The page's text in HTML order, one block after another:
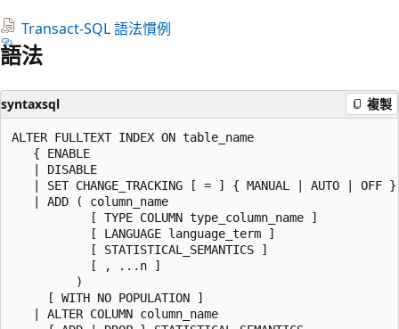
Transact-SQL 語法慣例
語法
syntaxsql 複製
ALTER FULLTEXT INDEX ON table_name
   { ENABLE
   | DISABLE
   | SET CHANGE_TRACKING [ = ] { MANUAL | AUTO | OFF }
   | ADD ( column_name
           [ TYPE COLUMN type_column_name ]
           [ LANGUAGE language_term ]
           [ STATISTICAL_SEMANTICS ]
           [ , ...n ]
         )
     [ WITH NO POPULATION ]
   | ALTER COLUMN column_name